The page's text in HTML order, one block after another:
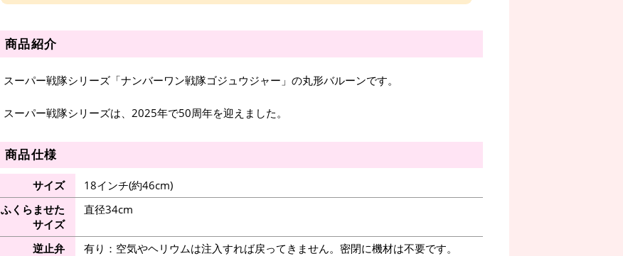
商品紹介
スーパー戦隊シリーズ「ナンバーワン戦隊ゴジュウジャー」の丸形バルーンです。
スーパー戦隊シリーズは、2025年で50周年を迎えました。
商品仕様
サイズ
18インチ(約46cm)
ふくらませた
サイズ
直径34cm
逆止弁
有り：空気やヘリウムは注入すれば戻ってきません。密閉に機材は不要です。